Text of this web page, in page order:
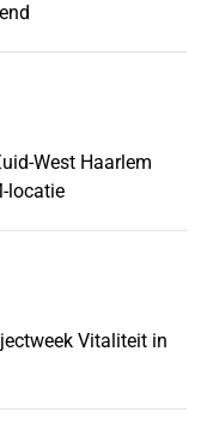
West Haarlem
locatie
Vitaliteit in